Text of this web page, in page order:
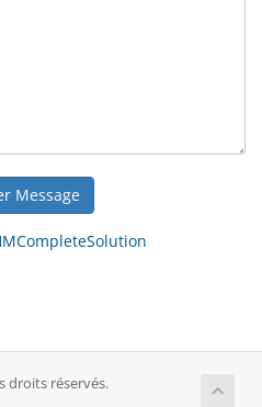
Message
droits réservés.